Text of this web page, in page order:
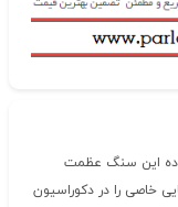
این سنگ عظمت
خاصی را در دکوراسیون